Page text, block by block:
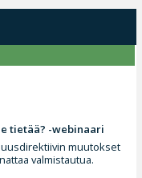
tietää? -webinaari
muutokset
valmistautua.